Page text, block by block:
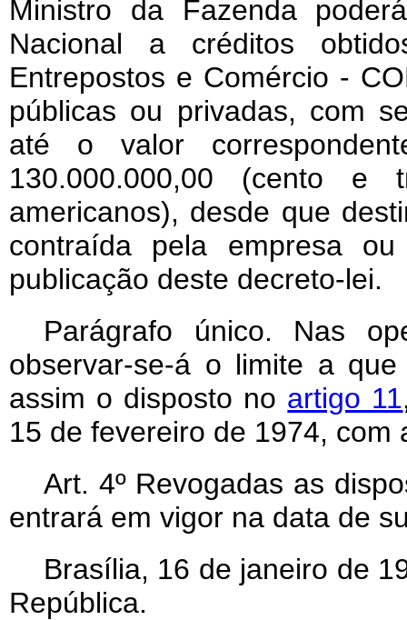
Ministro da Fazenda
Nacional a créditos
Entrepostos e Comércio -
públicas ou privadas, com
até o valor
130.000.000,00 (cento e
americanos), desde que
contraída pela empresa
publicação deste decreto-lei.
Parágrafo único. Nas
observar-se-á o limite a
assim o disposto no artigo 11
15 de fevereiro de 1974,
Art. 4º Revogadas as
entrará em vigor na data de
Brasília, 16 de janeiro de
República.